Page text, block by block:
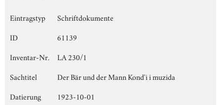
Eintragstyp
Schriftdokumente
ID
61139
Inventar-Nr.
LA 230/1
Sachtitel
Der Bär und der Mann Kond'i i muzida
Datierung
1923-10-01